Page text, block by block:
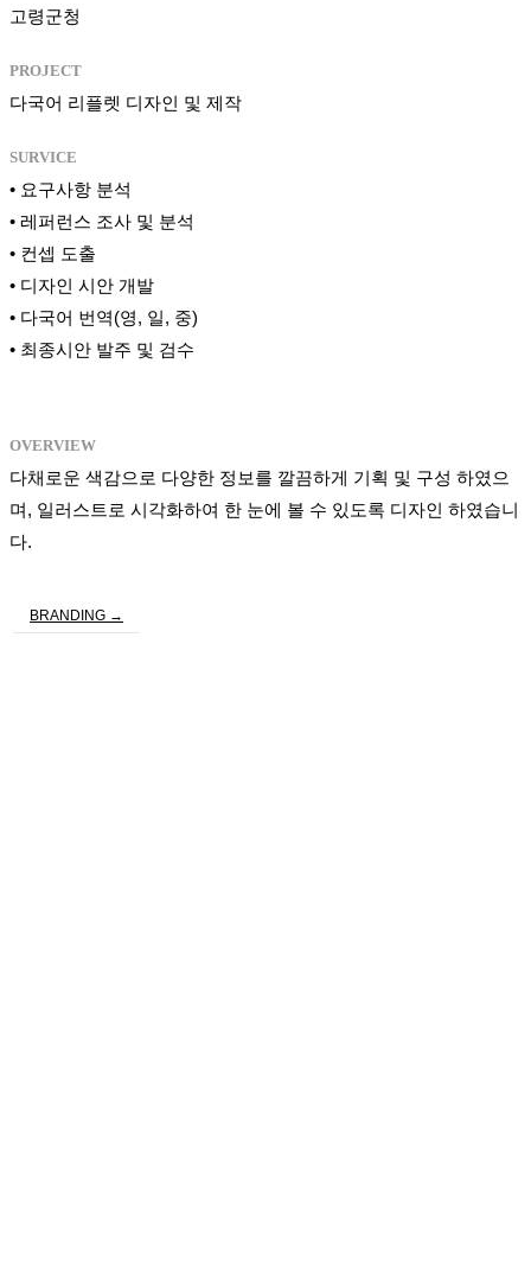
고령군청
PROJECT
다국어 리플렛 디자인 및 제작
SURVICE
• 요구사항 분석
• 레퍼런스 조사 및 분석
• 컨셉 도출
• 디자인 시안 개발
• 다국어 번역(영, 일, 중)
• 최종시안 발주 및 검수
OVERVIEW
다채로운 색감으로 다양한 정보를 깔끔하게 기획 및 구성 하였으
며, 일러스트로 시각화하여 한 눈에 볼 수 있도록 디자인 하였습니
다.
BRANDING →